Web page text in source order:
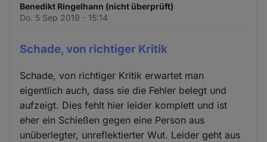
Benedikt Ringelhann (nicht überprüft)
Do. 5 Sep 2019 - 15:14
Schade, von richtiger Kritik
Schade, von richtiger Kritik erwartet man
eigentlich auch, dass sie die Fehler belegt und
aufzeigt. Dies fehlt hier leider komplett und ist
eher ein Schießen gegen eine Person aus
unüberlegter, unreflektierter Wut. Leider geht aus